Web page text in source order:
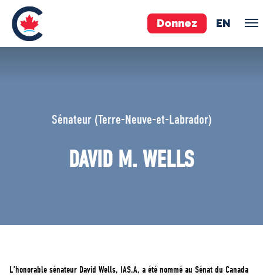
Donnez EN
Vos députés conservateurs
Exécutif national
MÉDIAS
Sénateur (Terre-Neuve-et-Labrador)
DAVID M. WELLS
L’honorable sénateur David Wells, IAS.A, a été nommé au Sénat du Canada